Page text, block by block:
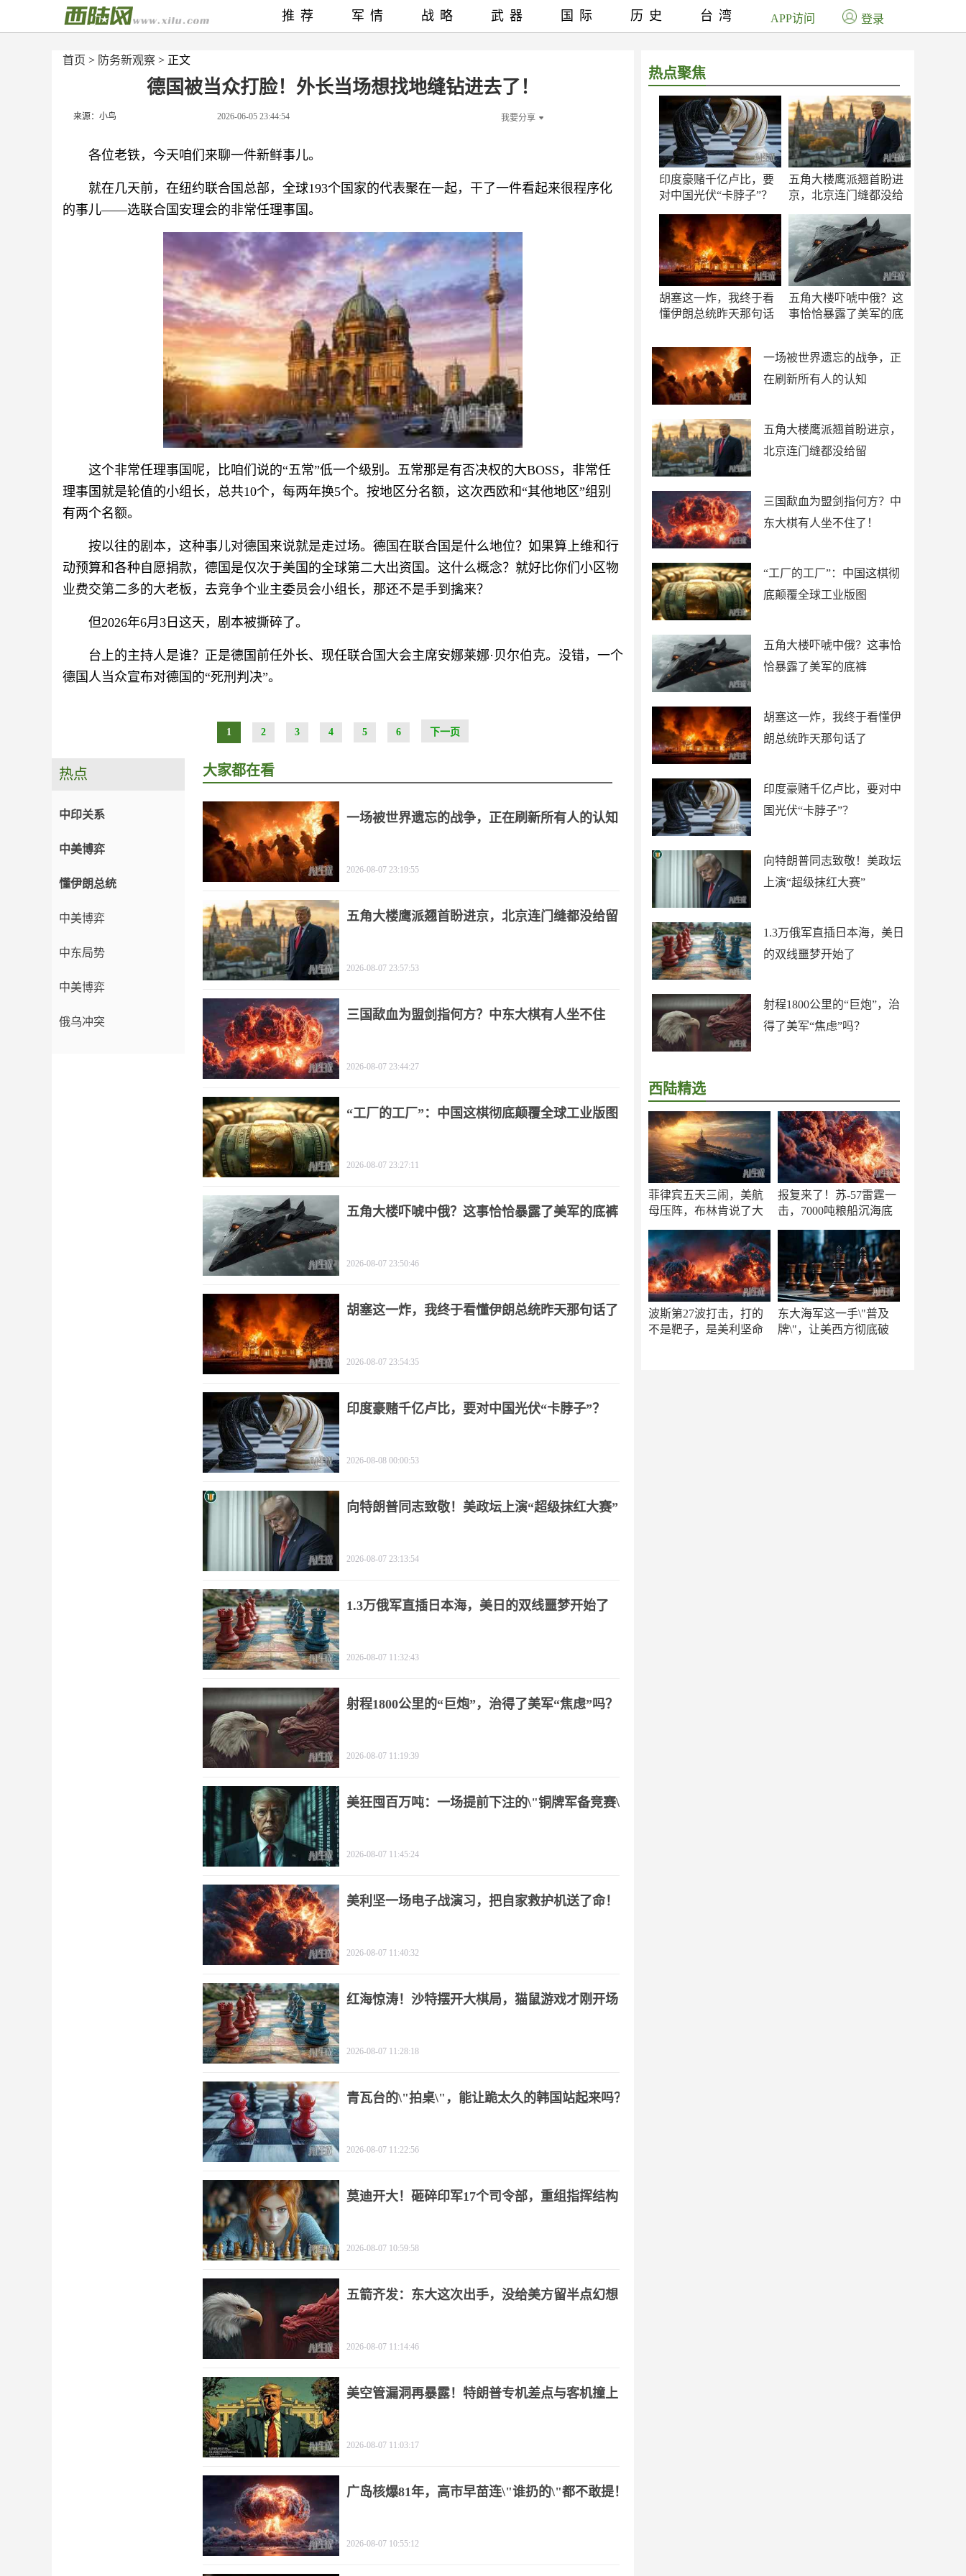
首页 > 防务新观察 > 正文
德国被当众打脸！外长当场想找地缝钻进去了！
来源：小鸟 2026-06-05 23:44:54 我要分享
各位老铁，今天咱们来聊一件新鲜事儿。
就在几天前，在纽约联合国总部，全球193个国家的代表聚在一起，干了一件看起来很程序化
的事儿——选联合国安理会的非常任理事国。
这个非常任理事国呢，比咱们说的“五常”低一个级别。五常那是有否决权的大BOSS，非常任
理事国就是轮值的小组长，总共10个，每两年换5个。按地区分名额，这次西欧和“其他地区”组别
有两个名额。
按以往的剧本，这种事儿对德国来说就是走过场。德国在联合国是什么地位？如果算上维和行
动预算和各种自愿捐款，德国是仅次于美国的全球第二大出资国。这什么概念？就好比你们小区物
业费交第二多的大老板，去竞争个业主委员会小组长，那还不是手到擒来？
但2026年6月3日这天，剧本被撕碎了。
台上的主持人是谁？正是德国前任外长、现任联合国大会主席安娜莱娜·贝尔伯克。没错，一个
德国人当众宣布对德国的“死刑判决”。
1 2 3 4 5 6 下一页
热点聚焦
印度豪赌千亿卢比，要
对中国光伏“卡脖子”？
五角大楼鹰派翘首盼进
京，北京连门缝都没给
胡塞这一炸，我终于看
懂伊朗总统昨天那句话
五角大楼吓唬中俄？这
事恰恰暴露了美军的底
一场被世界遗忘的战争，正
在刷新所有人的认知
五角大楼鹰派翘首盼进京，
北京连门缝都没给留
三国歃血为盟剑指何方？中
东大棋有人坐不住了！
“工厂的工厂”：中国这棋彻
底颠覆全球工业版图
五角大楼吓唬中俄？这事恰
恰暴露了美军的底裤
胡塞这一炸，我终于看懂伊
朗总统昨天那句话了
印度豪赌千亿卢比，要对中
国光伏“卡脖子”？
向特朗普同志致敬！美政坛
上演“超级抹红大赛”
1.3万俄军直插日本海，美日
的双线噩梦开始了
射程1800公里的“巨炮”，治
得了美军“焦虑”吗？
西陆精选
菲律宾五天三闹，美航
母压阵，布林肯说了大
报复来了！苏-57雷霆一
击，7000吨粮船沉海底
波斯第27波打击，打的
不是靶子，是美利坚命
东大海军这一手\"普及
牌\"，让美西方彻底破
推荐 军情 战略 武器 国际 历史 台湾 APP访问 登录
热点
中印关系
中美博弈
懂伊朗总统
中美博弈
中东局势
中美博弈
俄乌冲突
大家都在看
一场被世界遗忘的战争，正在刷新所有人的认知
2026-08-07 23:19:55
五角大楼鹰派翘首盼进京，北京连门缝都没给留
2026-08-07 23:57:53
三国歃血为盟剑指何方？中东大棋有人坐不住
2026-08-07 23:44:27
“工厂的工厂”：中国这棋彻底颠覆全球工业版图
2026-08-07 23:27:11
五角大楼吓唬中俄？这事恰恰暴露了美军的底裤
2026-08-07 23:50:46
胡塞这一炸，我终于看懂伊朗总统昨天那句话了
2026-08-07 23:54:35
印度豪赌千亿卢比，要对中国光伏“卡脖子”？
2026-08-08 00:00:53
向特朗普同志致敬！美政坛上演“超级抹红大赛”
2026-08-07 23:13:54
1.3万俄军直插日本海，美日的双线噩梦开始了
2026-08-07 11:32:43
射程1800公里的“巨炮”，治得了美军“焦虑”吗？
2026-08-07 11:19:39
美狂囤百万吨：一场提前下注的\"铜牌军备竞赛\"
2026-08-07 11:45:24
美利坚一场电子战演习，把自家救护机送了命！
2026-08-07 11:40:32
红海惊涛！沙特摆开大棋局，猫鼠游戏才刚开场
2026-08-07 11:28:18
青瓦台的\"拍桌\"，能让跪太久的韩国站起来吗？
2026-08-07 11:22:56
莫迪开大！砸碎印军17个司令部，重组指挥结构
2026-08-07 10:59:58
五箭齐发：东大这次出手，没给美方留半点幻想
2026-08-07 11:14:46
美空管漏洞再暴露！特朗普专机差点与客机撞上
2026-08-07 11:03:17
广岛核爆81年，高市早苗连\"谁扔的\"都不敢提！
2026-08-07 10:55:12